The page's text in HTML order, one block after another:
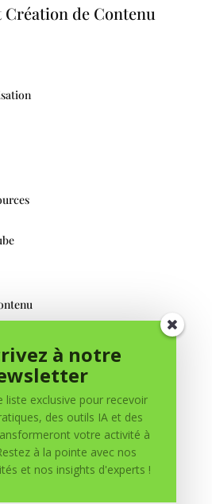
de Contenu
à notre
liste exclusive pour recevoir
des outils IA et des
votre activité à
à la pointe avec nos
et nos insights d'experts !